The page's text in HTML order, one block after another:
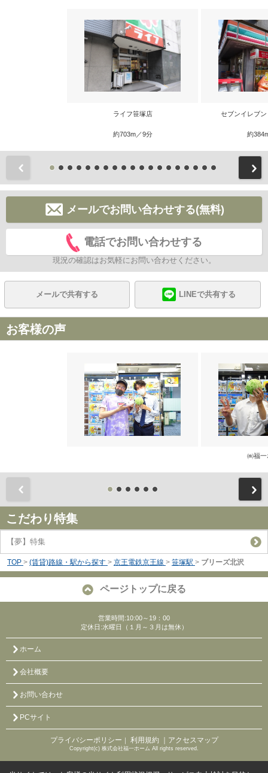
ライフ笹塚店
約703m／9分
セブンイレブ
約
メールでお問い合わせする(無料)
電話でお問い合わせする
現況の確認はお気軽にお問い合わせください。
メールで共有する LINEで共有する
お客様の声
㈱福一
こだわり特集
【夢】特集
TOP > (賃貸)路線・駅から探す > 京王電鉄京王線 > 笹塚駅 > ブリーズ北沢
ページトップに戻る
営業時間:10:00～19：00
定休日:水曜日（１月～３月は無休）
ホーム
会社概要
お問い合わせ
PCサイト
プライバシーポリシー ｜ 利用規約 ｜アクセスマップ
Copyright(c) 株式会社福一ホーム All rights reserved.